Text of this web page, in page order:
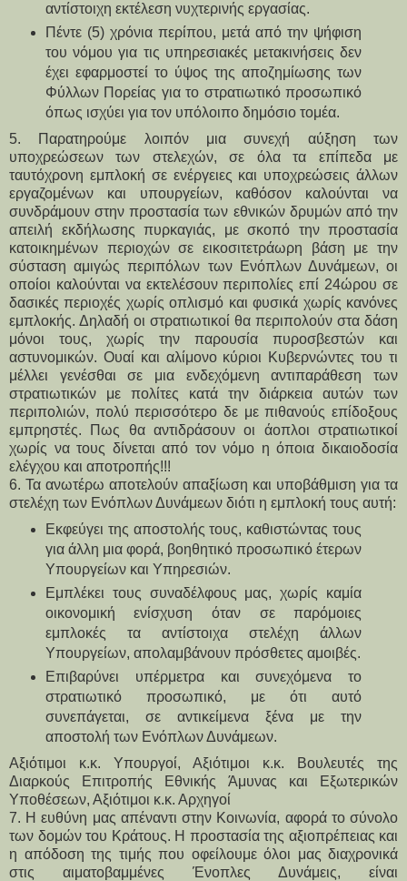
αντίστοιχη εκτέλεση νυχτερινής εργασίας.
Πέντε (5) χρόνια περίπου, μετά από την ψήφιση
του νόμου για τις υπηρεσιακές μετακινήσεις δεν
έχει εφαρμοστεί το ύψος της αποζημίωσης των
Φύλλων Πορείας για το στρατιωτικό προσωπικό
όπως ισχύει για τον υπόλοιπο δημόσιο τομέα.
5. Παρατηρούμε λοιπόν μια συνεχή αύξηση των
υποχρεώσεων των στελεχών, σε όλα τα επίπεδα με
ταυτόχρονη εμπλοκή σε ενέργειες και υποχρεώσεις άλλων
εργαζομένων και υπουργείων, καθόσον καλούνται να
συνδράμουν στην προστασία των εθνικών δρυμών από την
απειλή εκδήλωσης πυρκαγιάς, με σκοπό την προστασία
κατοικημένων περιοχών σε εικοσιτετράωρη βάση με την
σύσταση αμιγώς περιπόλων των Ενόπλων Δυνάμεων, οι
οποίοι καλούνται να εκτελέσουν περιπολίες επί 24ώρου σε
δασικές περιοχές χωρίς οπλισμό και φυσικά χωρίς κανόνες
εμπλοκής. Δηλαδή οι στρατιωτικοί θα περιπολούν στα δάση
μόνοι τους, χωρίς την παρουσία πυροσβεστών και
αστυνομικών. Ουαί και αλίμονο κύριοι Κυβερνώντες του τι
μέλλει γενέσθαι σε μια ενδεχόμενη αντιπαράθεση των
στρατιωτικών με πολίτες κατά την διάρκεια αυτών των
περιπολιών, πολύ περισσότερο δε με πιθανούς επίδοξους
εμπρηστές. Πως θα αντιδράσουν οι άοπλοι στρατιωτικοί
χωρίς να τους δίνεται από τον νόμο η όποια δικαιοδοσία
ελέγχου και αποτροπής!!!
6. Τα ανωτέρω αποτελούν απαξίωση και υποβάθμιση για τα
στελέχη των Ενόπλων Δυνάμεων διότι η εμπλοκή τους αυτή:
Εκφεύγει της αποστολής τους, καθιστώντας τους
για άλλη μια φορά, βοηθητικό προσωπικό έτερων
Υπουργείων και Υπηρεσιών.
Εμπλέκει τους συναδέλφους μας, χωρίς καμία
οικονομική ενίσχυση όταν σε παρόμοιες
εμπλοκές τα αντίστοιχα στελέχη άλλων
Υπουργείων, απολαμβάνουν πρόσθετες αμοιβές.
Επιβαρύνει υπέρμετρα και συνεχόμενα το
στρατιωτικό προσωπικό, με ότι αυτό
συνεπάγεται, σε αντικείμενα ξένα με την
αποστολή των Ενόπλων Δυνάμεων.
Αξιότιμοι κ.κ. Υπουργοί, Αξιότιμοι κ.κ. Βουλευτές της
Διαρκούς Επιτροπής Εθνικής Άμυνας και Εξωτερικών
Υποθέσεων, Αξιότιμοι κ.κ. Αρχηγοί
7. Η ευθύνη μας απέναντι στην Κοινωνία, αφορά το σύνολο
των δομών του Κράτους. Η προστασία της αξιοπρέπειας και
η απόδοση της τιμής που οφείλουμε όλοι μας διαχρονικά
στις αιματοβαμμένες Ένοπλες Δυνάμεις, είναι